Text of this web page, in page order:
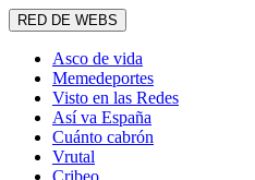
RED DE WEBS
Asco de vida
Memedeportes
Visto en las Redes
Así va España
Cuánto cabrón
Vrutal
Cribeo